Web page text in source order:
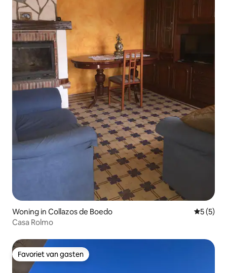
Woning in Collazos de Boedo
5 (5)
Casa Rolmo
Favoriet van gasten
Favoriet van gasten